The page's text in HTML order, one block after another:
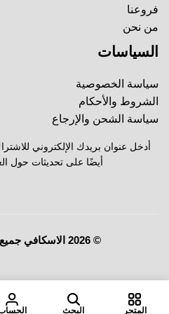
فروعنا
من نحن
السياسات
سياسة الخصوصية
الشروط والأحكام
سياسة الشحن والإرجاع
أدخل عنوان بريدك الإلكتروني
أيضًا على تحديثات حول
© 2026 الاسكافي جميع الحقوق محفوظة
المتجر البحث